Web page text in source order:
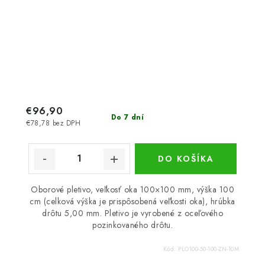
Do 7 dní
€78,78 bez DPH
€96,90
DO KOŠÍKA
Oborové pletivo, veľkosť oka 100×100 mm, výška 100
cm (celková výška je prispôsobená veľkosti oka), hrúbka
drôtu 5,00 mm. Pletivo je vyrobené z oceľového
pozinkovaného drôtu.
Kód: PLO100-50-100-ZN-10M